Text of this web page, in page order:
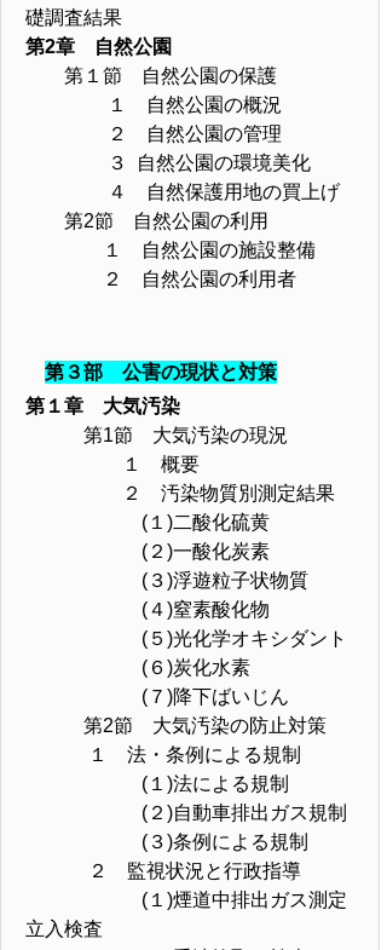
礎調査結果
第2章 自然公園
第１節 自然公園の保護
１ 自然公園の概況
２ 自然公園の管理
３ 自然公園の環境美化
４ 自然保護用地の買上げ
第2節 自然公園の利用
１ 自然公園の施設整備
２ 自然公園の利用者
第３部 公害の現状と対策
第１章 大気汚染
第1節 大気汚染の現況
１ 概要
２ 汚染物質別測定結果
(１)二酸化硫黄
(２)一酸化炭素
(３)浮遊粒子状物質
(４)窒素酸化物
(５)光化学オキシダント
(６)炭化水素
(７)降下ばいじん
第2節 大気汚染の防止対策
１ 法・条例による規制
(１)法による規制
(２)自動車排出ガス規制
(３)条例による規制
２ 監視状況と行政指導
(１)煙道中排出ガス測定
立入検査